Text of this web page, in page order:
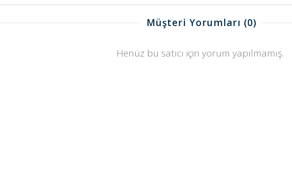
Müşteri Yorumları (0)
Henüz bu satıcı için yorum yapılmamış.